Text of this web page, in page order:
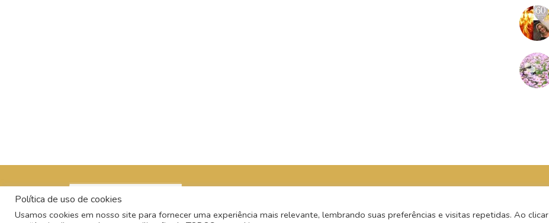
Política de uso de cookies
Usamos cookies em nosso site para fornecer uma experiência mais relevante, lembrando suas preferências e visitas repetidas. Ao clicar